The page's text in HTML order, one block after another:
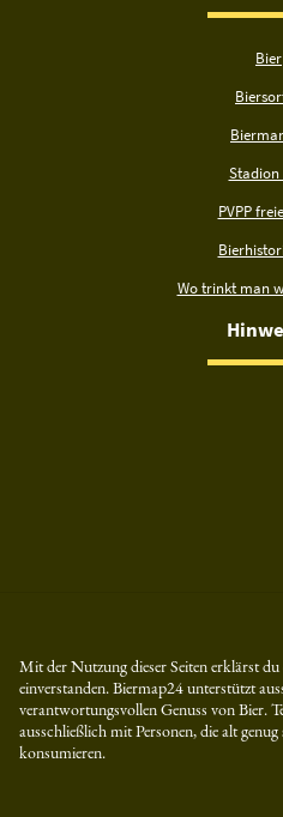
Bier
Stadion
PVPP
Wo trinkt man
Mit der Nutzung dieser Seiten erklärst
einverstanden. Biermap24 unterstützt
verantwortungsvollen Genuss von Bier.
ausschließlich mit Personen, die alt
konsumieren.